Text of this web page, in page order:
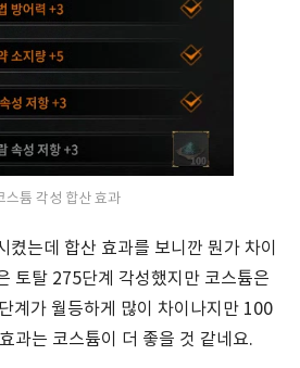
스튬 각성 합산 효과
켰는데 합산 효과를 보니깐 뭔가 차이
토탈 275단계 각성했지만 코스튬은
계가 월등하게 많이 차이나지만 100
과는 코스튬이 더 좋을 것 같네요.